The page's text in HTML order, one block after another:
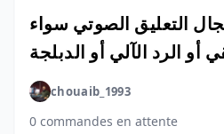
التعليق الصوتي سواء
أو الرد الآلي أو الدبلجة
chouaib_1993
0 commandes en attente